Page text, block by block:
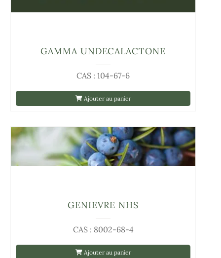
Ajouter au panier
CAS : 104-67-6
GAMMA UNDECALACTONE
Ajouter au panier
CAS : 8002-68-4
GENIEVRE NHS